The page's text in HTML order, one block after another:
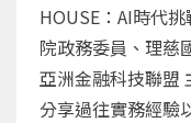
HOUSE：AI時代
院政務委員、理慈
亞洲金融科技聯盟
分享過往實務經驗